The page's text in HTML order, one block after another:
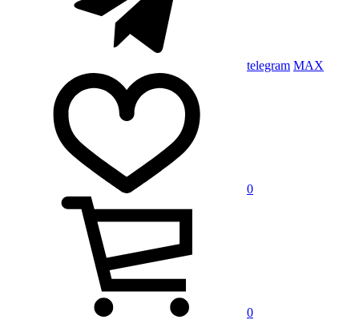
telegram MAX
0
0